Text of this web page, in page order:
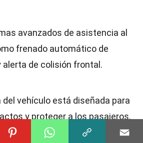
avanzados de asistencia al
frenado automático de
alerta de colisión frontal.
vehículo está diseñada para
y proteger a los pasajeros.